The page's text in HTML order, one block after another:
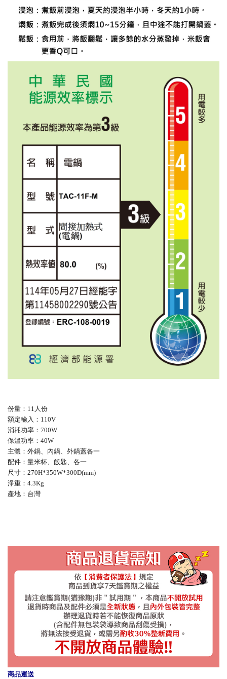
份量：11人份
額定輸入：110V
消耗功率：700W
保溫功率：40W
主體：外鍋、內鍋、外鍋蓋各一
配件：量米杯、飯匙、各一
尺寸：270H*350W*300D(mm)
淨重：4.3Kg
產地：台灣
商品運送